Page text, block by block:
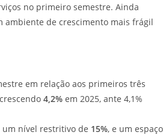
no primeiro semestre. Ainda
ambiente de crescimento mais frágil
em relação aos primeiros três
4,2% em 2025, ante 4,1%
um nível restritivo de 15%, e um espaço